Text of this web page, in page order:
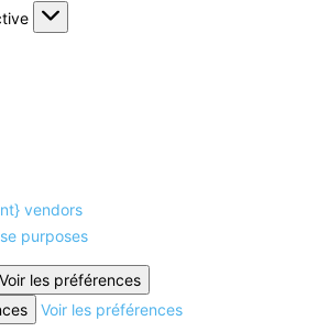
vendors
purposes
Voir les préférences
Voir les préférences